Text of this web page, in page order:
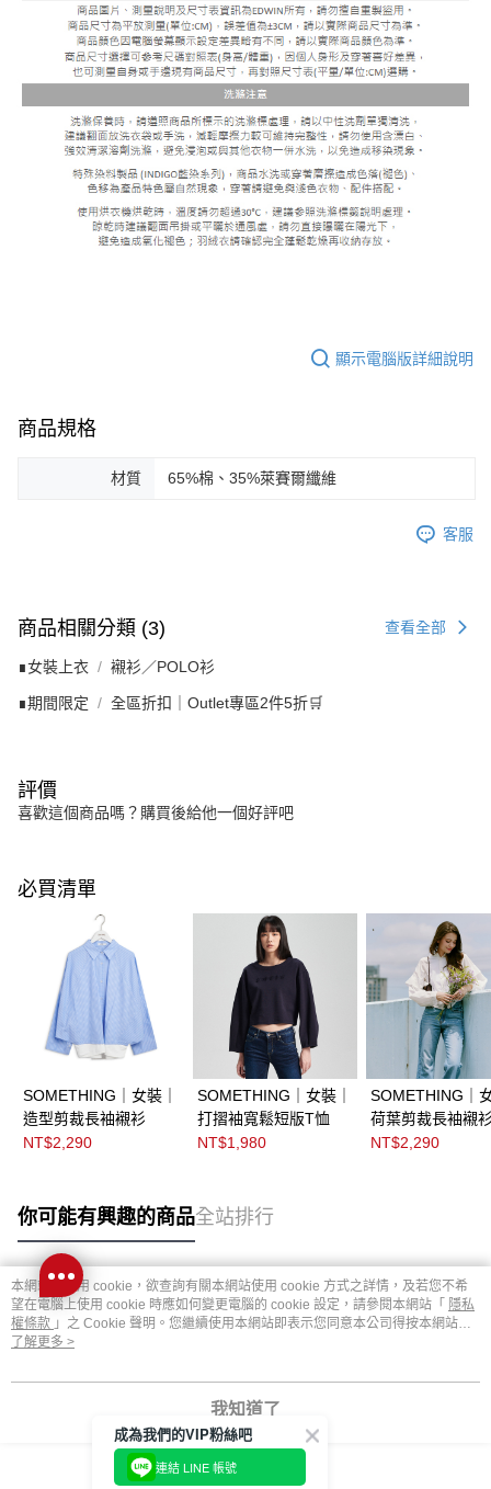
顯示電腦版詳細說明
商品規格
材質 65%棉、35%萊賽爾纖維
客服
商品相關分類 (3) 查看全部
∎女裝上衣 襯衫／POLO衫
∎期間限定 全區折扣｜Outlet專區2件5折🛒
評價
喜歡這個商品嗎？購買後給他一個好評吧
必買清單
SOMETHING｜女裝｜
造型剪裁長袖襯衫
NT$2,290
SOMETHING｜女裝｜
打摺袖寬鬆短版T恤
NT$1,980
SOMETHING｜
荷葉剪裁長袖襯
NT$2,290
你可能有興趣的商品全站排行
熱門標籤
本網站中使用 cookie，欲查詢有關本網站使用 cookie 方式之詳情，及若您不希
望在電腦上使用 cookie 時應如何變更電腦的 cookie 設定，請參閱本網站「 隱私
權條款 」之 Cookie 聲明。您繼續使用本網站即表示您同意本公司得按本網站使
用條款之 Cookie 聲明使用 cookie。
了解更多 >
我知道了
成為我們的VIP粉絲吧
連結 LINE 帳號